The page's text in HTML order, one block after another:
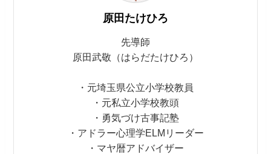
原田たけひろ
先導師
原田武敬（はらだたけひろ）
・元埼玉県公立小学校教員
・元私立小学校教頭
・勇気づけ古事記塾
・アドラー心理学ELMリーダー
・マヤ暦アドバイザー